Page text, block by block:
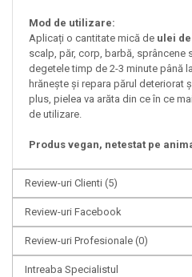
Mod de utilizare:
Aplicați o cantitate mică de ulei
scalp, păr, corp, barbă, sprâncene
degetele timp de 2-3 minute până
hrănește și repara părul deteriorat
plus, pielea va arăta din ce în ce
de utilizare.​
Produs vegan, netestat pe
Review-uri Clienti (5)
Review-uri Facebook
Review-uri Profesionale (0)
Intreaba Specialistul